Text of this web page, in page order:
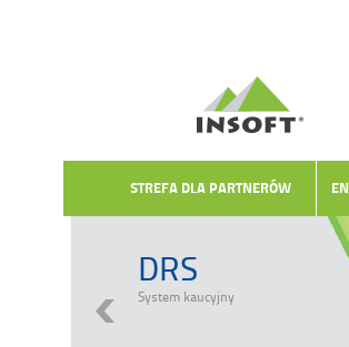
STREFA DLA PARTNERÓW
DRS
System kaucyjny